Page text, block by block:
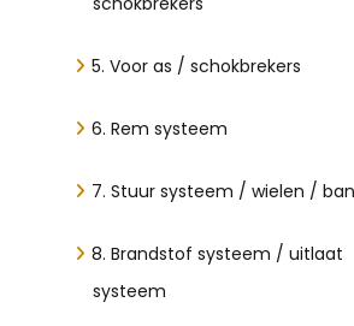
5. Voor as / schokbrekers
6. Rem systeem
7. Stuur systeem / wielen /
8. Brandstof systeem / uitlaat
systeem